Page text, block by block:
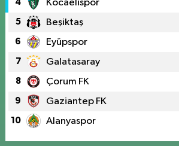
4 Kocaelispor
5 Beşiktaş
6 Eyüpspor
7 Galatasaray
8 Çorum FK
9 Gaziantep FK
10 Alanyaspor